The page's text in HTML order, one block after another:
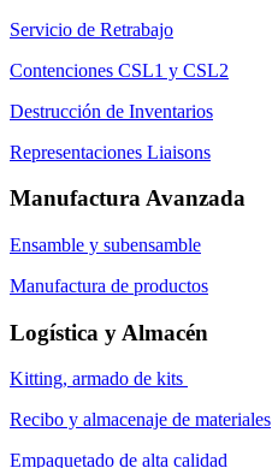
Servicio de Retrabajo
Contenciones CSL1 y CSL2
Destrucción de Inventarios
Representaciones Liaisons
Manufactura Avanzada
Ensamble y subensamble
Manufactura de productos
Logística y Almacén
Kitting, armado de kits
Recibo y almacenaje de materiales
Empaquetado de alta calidad